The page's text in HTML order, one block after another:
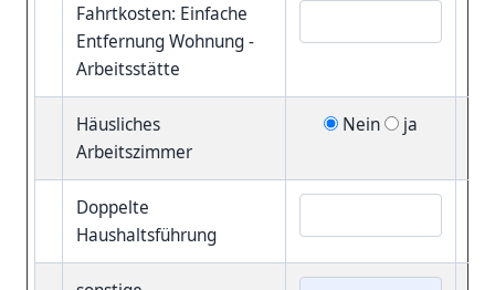
Fahrtkosten: Einfache
Entfernung Wohnung -
Arbeitsstätte
Häusliches
Arbeitszimmer
Nein ja
Doppelte
Haushaltsführung